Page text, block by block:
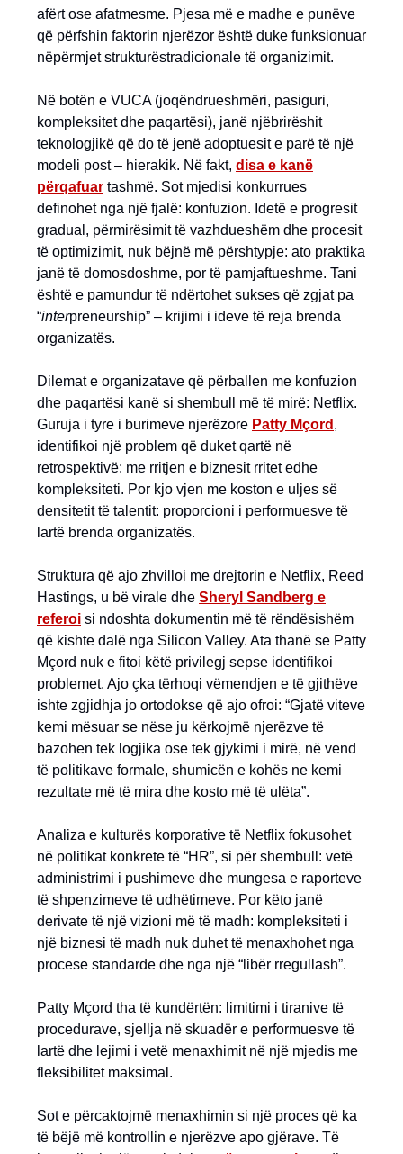
afërt ose afatmesme. Pjesa më e madhe e punëve
që përfshin faktorin njerëzor është duke funksionuar
nëpërmjet strukturëstradicionale të organizimit.
Në botën e VUCA (joqëndrueshmëri, pasiguri,
kompleksitet dhe paqartësi), janë njëbrirëshit
teknologjikë që do të jenë adoptuesit e parë të një
modeli post – hierakik. Në fakt, disa e kanë
përqafuar tashmë. Sot mjedisi konkurrues
definohet nga një fjalë: konfuzion. Idetë e progresit
gradual, përmirësimit të vazhdueshëm dhe procesit
të optimizimit, nuk bëjnë më përshtypje: ato praktika
janë të domosdoshme, por të pamjaftueshme. Tani
është e pamundur të ndërtohet sukses që zgjat pa
“interpreneurship” – krijimi i ideve të reja brenda
organizatës.
Dilemat e organizatave që përballen me konfuzion
dhe paqartësi kanë si shembull më të mirë: Netflix.
Guruja i tyre i burimeve njerëzore Patty Mçord ,
identifikoi një problem që duket qartë në
retrospektivë: me rritjen e biznesit rritet edhe
kompleksiteti. Por kjo vjen me koston e uljes së
densitetit të talentit: proporcioni i performuesve të
lartë brenda organizatës.
Struktura që ajo zhvilloi me drejtorin e Netflix, Reed
Hastings, u bë virale dhe Sheryl Sandberg e
referoi si ndoshta dokumentin më të rëndësishëm
që kishte dalë nga Silicon Valley. Ata thanë se Patty
Mçord nuk e fitoi këtë privilegj sepse identifikoi
problemet. Ajo çka tërhoqi vëmendjen e të gjithëve
ishte zgjidhja jo ortodokse që ajo ofroi: “Gjatë viteve
kemi mësuar se nëse ju kërkojmë njerëzve të
bazohen tek logjika ose tek gjykimi i mirë, në vend
të politikave formale, shumicën e kohës ne kemi
rezultate më të mira dhe kosto më të ulëta”.
Analiza e kulturës korporative të Netflix fokusohet
në politikat konkrete të “HR”, si për shembull: vetë
administrimi i pushimeve dhe mungesa e raporteve
të shpenzimeve të udhëtimeve. Por këto janë
derivate të një vizioni më të madh: kompleksiteti i
një biznesi të madh nuk duhet të menaxhohet nga
procese standarde dhe nga një “libër rregullash”.
Patty Mçord tha të kundërtën: limitimi i tiranive të
procedurave, sjellja në skuadër e performuesve të
lartë dhe lejimi i vetë menaxhimit në një mjedis me
fleksibilitet maksimal.
Sot e përcaktojmë menaxhimin si një proces që ka
të bëjë më kontrollin e njerëzve apo gjërave. Të